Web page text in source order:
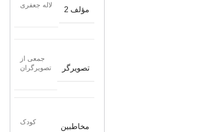
مؤلف 2
لاله جعفری
تصویرگر
جمعی از
تصویرگران
مخاطبین
کودک